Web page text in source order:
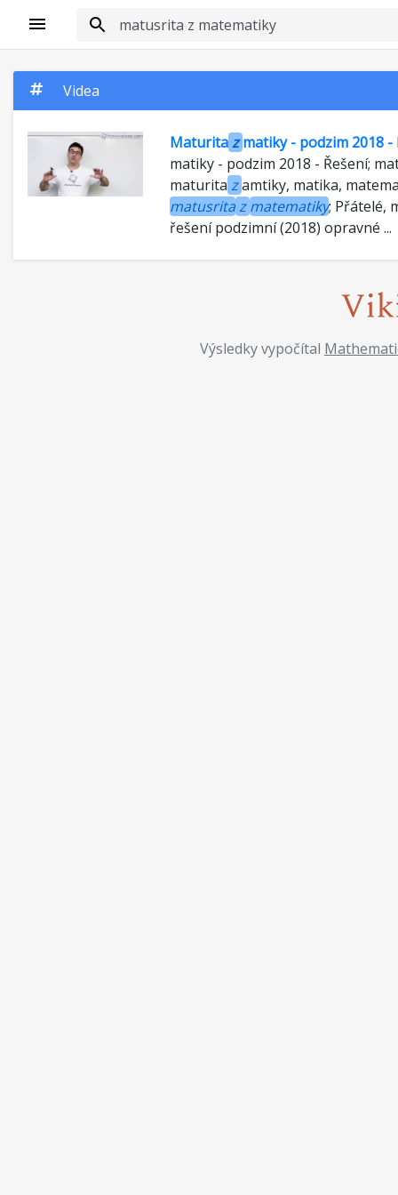
Videa
Maturitazmatiky - podzim 2018 -
matiky - podzim 2018 - Řešení;
maturita zamtiky, matika,
matusritazmatematiky; Přátelé,
řešení podzimní (2018) opravné ...
Výsledky vypočítal